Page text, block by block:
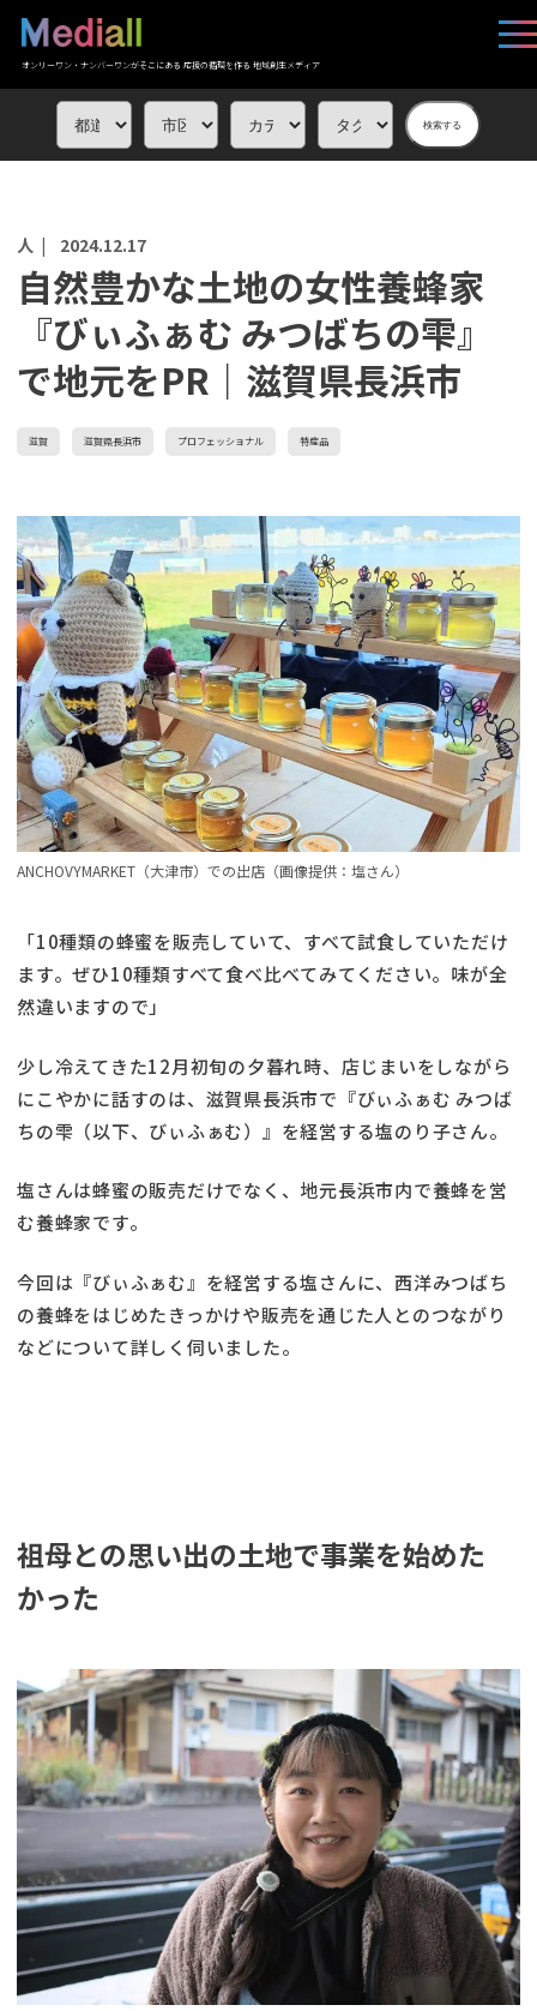
オンリーワン・ナンバーワンがそこにある 応援の循環を作る 地域創生メディア
検索する
人 | 2024.12.17
自然豊かな土地の女性養蜂家
『びぃふぁむ みつばちの雫』
で地元をPR｜滋賀県長浜市
滋賀 滋賀県長浜市 プロフェッショナル 特産品
ANCHOVYMARKET（大津市）での出店（画像提供：塩さん）
「10種類の蜂蜜を販売していて、すべて試食していただけ
ます。ぜひ10種類すべて食べ比べてみてください。味が全
然違いますので」
少し冷えてきた12月初旬の夕暮れ時、店じまいをしながら
にこやかに話すのは、滋賀県長浜市で『びぃふぁむ みつば
ちの雫（以下、びぃふぁむ）』を経営する塩のり子さん。
塩さんは蜂蜜の販売だけでなく、地元長浜市内で養蜂を営
む養蜂家です。
今回は『びぃふぁむ』を経営する塩さんに、西洋みつばち
の養蜂をはじめたきっかけや販売を通じた人とのつながり
などについて詳しく伺いました。
祖母との思い出の土地で事業を始めた
かった